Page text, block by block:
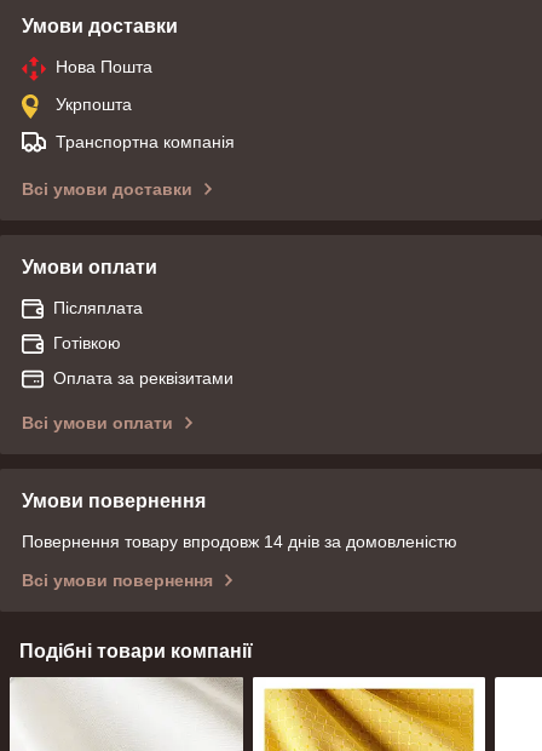
Умови доставки
Нова Пошта
Укрпошта
Транспортна компанія
Всі умови доставки
Умови оплати
Післяплата
Готівкою
Оплата за реквізитами
Всі умови оплати
Умови повернення
Повернення товару впродовж 14 днів за домовленістю
Всі умови повернення
Подібні товари компанії